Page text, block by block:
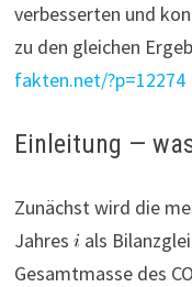
verbesserten und
zu den gleichen
fakten.net/?p=12274
Einleitung —
Zunächst wird die
Jahres
als
Gesamtmasse des